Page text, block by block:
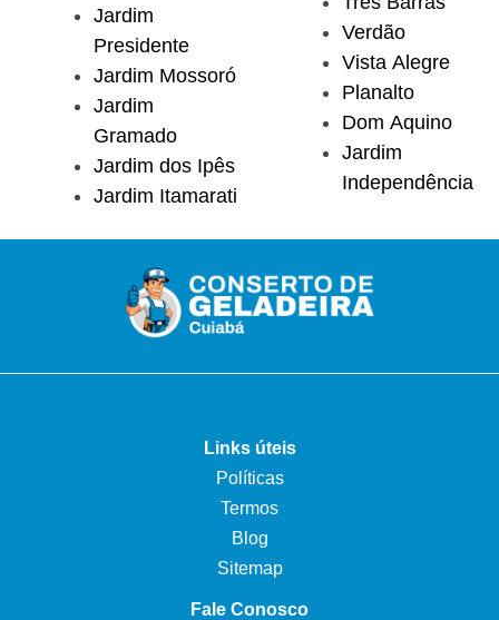
Jardim
Presidente
Jardim Mossoró
Jardim
Gramado
Jardim dos Ipês
Jardim Itamarati
Verdão
Vista Alegre
Planalto
Dom Aquino
Jardim
Independência
Links úteis
Políticas
Termos
Blog
Sitemap
Fale Conosco